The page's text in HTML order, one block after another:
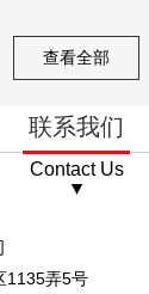
查看全部
联系我们
Contact Us
1135弄5号